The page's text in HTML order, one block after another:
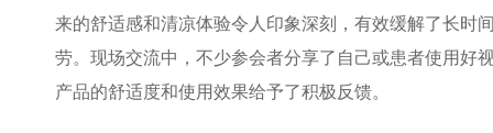
来的舒适感和清凉体验令人印象深刻，有效缓解了长时
劳。现场交流中，不少参会者分享了自己或患者使用好
产品的舒适度和使用效果给予了积极反馈。